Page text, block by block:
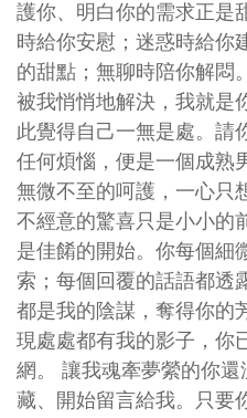
護你、明白你的需求正是
時給你安慰；迷惑時給你
的甜點；無聊時陪你解悶
被我悄悄地解決，我就是
此覺得自己一無是處。請
任何煩惱，便是一個成熟
無微不至的呵護，一心只
不經意的驚喜只是小小的
是佳餚的開始。你每個細
索；每個回覆的話語都透
都是我的陰謀，奪得你的
現處處都有我的影子，你
網。 讓我魂牽夢縈的你
藏、開始留言給我。只要